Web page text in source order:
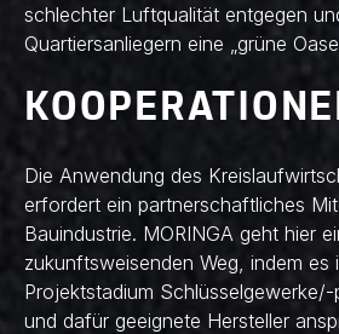
schlechter Luftqualität entgegen
Quartiersanliegern eine „grüne
Die Anwendung des
erfordert ein partnerschaftliches
Bauindustrie. MORINGA geht hier
zukunftsweisenden Weg, indem es
Projektstadium
und dafür geeignete Hersteller